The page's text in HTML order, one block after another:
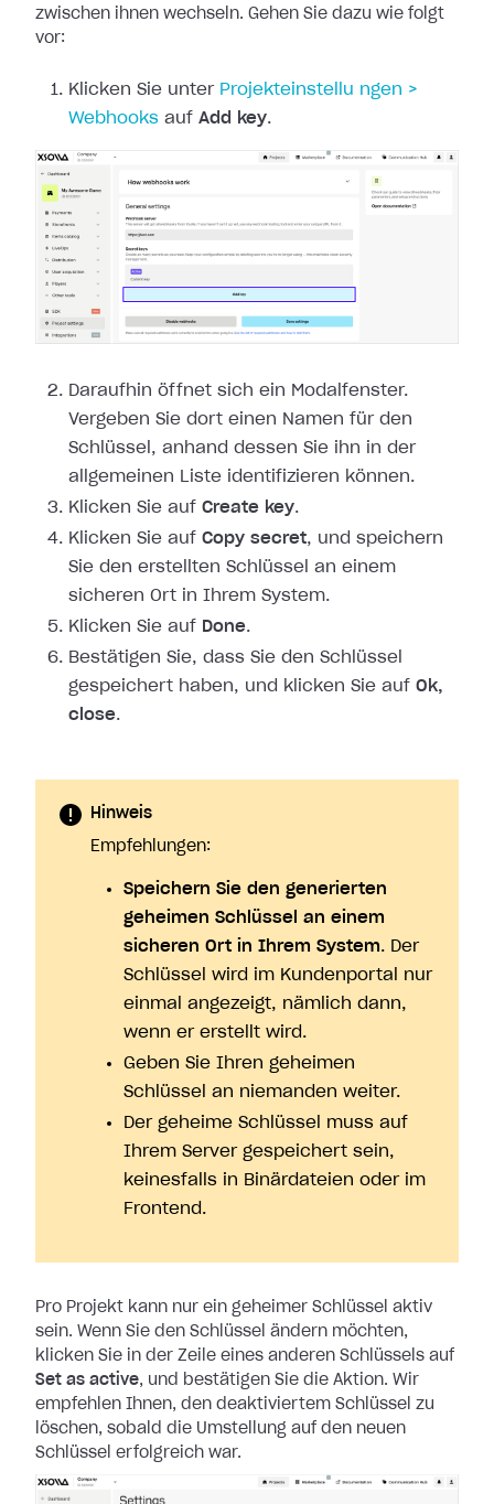
zwischen ihnen wechseln. Gehen Sie dazu wie folgt
vor:
Klicken Sie unter Projekteinstellu ngen >
Webhooks auf Add key.
Daraufhin öffnet sich ein Modalfenster.
Vergeben Sie dort einen Namen für den
Schlüssel, anhand dessen Sie ihn in der
allgemeinen Liste identifizieren können.
Klicken Sie auf Create key.
Klicken Sie auf Copy secret, und speichern
Sie den erstellten Schlüssel an einem
sicheren Ort in Ihrem System.
Klicken Sie auf Done.
Bestätigen Sie, dass Sie den Schlüssel
gespeichert haben, und klicken Sie auf Ok,
close.
Hinweis
Empfehlungen:
Speichern Sie den generierten
geheimen Schlüssel an einem
sicheren Ort in Ihrem System. Der
Schlüssel wird im Kundenportal nur
einmal angezeigt, nämlich dann,
wenn er erstellt wird.
Geben Sie Ihren geheimen
Schlüssel an niemanden weiter.
Der geheime Schlüssel muss auf
Ihrem Server gespeichert sein,
keinesfalls in Binärdateien oder im
Frontend.
Pro Projekt kann nur ein geheimer Schlüssel aktiv
sein. Wenn Sie den Schlüssel ändern möchten,
klicken Sie in der Zeile eines anderen Schlüssels auf
Set as active, und bestätigen Sie die Aktion. Wir
empfehlen Ihnen, den deaktiviertem Schlüssel zu
löschen, sobald die Umstellung auf den neuen
Schlüssel erfolgreich war.